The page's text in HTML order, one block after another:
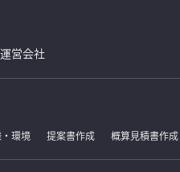
運営会社
環境 提案書作成 概算見積書作成